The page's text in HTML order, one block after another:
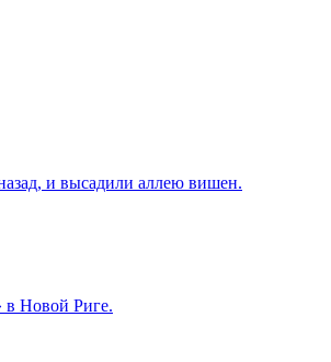
и высадили аллею вишен.
в Новой Риге.